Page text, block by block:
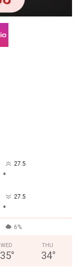
27.5
°
27.5
°
6%
WED
35°
THU
34°